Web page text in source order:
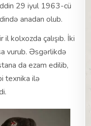
29 iyul 1963-cü
anadan olub.
kolxozda çalışıb. İki
vurub. Əsgərlikdə
da ezam edilib,
texnika ilə